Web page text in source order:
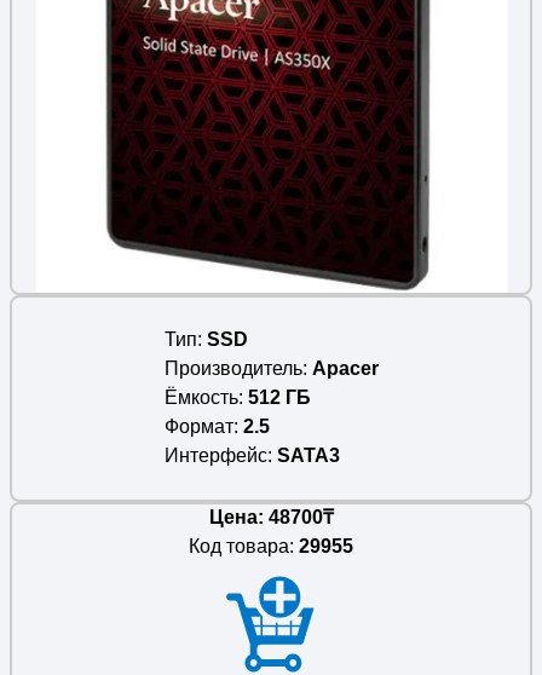
Тип SSD
Производитель Apacer
Ёмкость 512 ГБ
Формат 2.5
Интерфейс SATA3
Цена: 48700₸
Код товара: 29955